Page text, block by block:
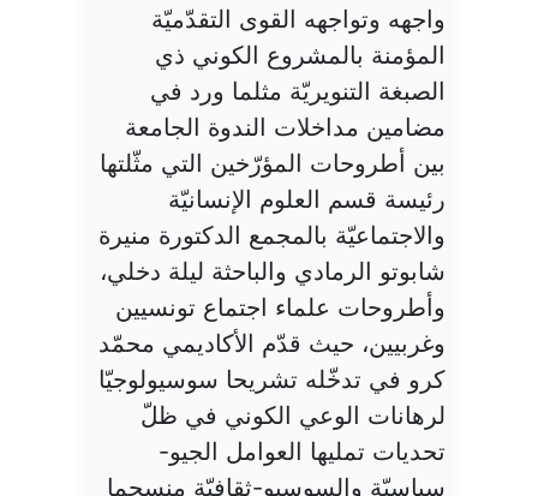
واجهه وتواجهه القوى التقدّميّة
المؤمنة بالمشروع الكوني ذي
الصبغة التنويريّة مثلما ورد في
مضامين مداخلات الندوة الجامعة
بين أطروحات المؤرّخين التي مثّلتها
رئيسة قسم العلوم الإنسانيّة
والاجتماعيّة بالمجمع الدكتورة منيرة
شابوتو الرمادي والباحثة ليلة دخلي،
وأطروحات علماء اجتماع تونسيين
وغربيين، حيث قدّم الأكاديمي محمّد
كرو في تدخّله تشريحا سوسيولوجيّا
لرهانات الوعي الكوني في ظلّ
تحديات تمليها العوامل الجيو-
سياسيّة والسوسيو-ثقافيّة منسجما